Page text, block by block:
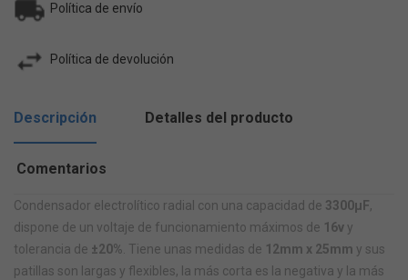
Política de envío
Política de devolución
Descripción Detalles del producto
Comentarios
Condensador electrolítico radial con una capacidad de 3300µF,
dispone de un voltaje de funcionamiento máximos de 16v y
tolerancia de ±20%. Tiene unas medidas de 12mm x 25mm y sus
patillas son largas y flexibles, la más corta es la negativa y la más